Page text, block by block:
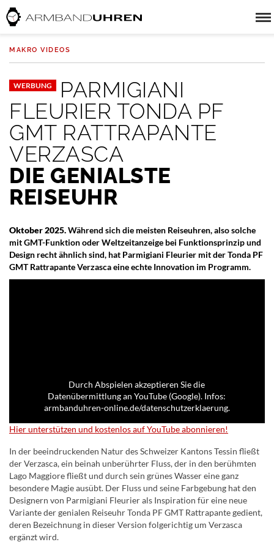
MAKRO VIDEOS
WERBUNG
PARMIGIANI
FLEURIER TONDA PF
GMT RATTRAPANTE
VERZASCA
DIE GENIALSTE
REISEUHR
Oktober 2025.Während sich die meisten Reiseuhren, also solche
mit GMT-Funktion oder Weltzeitanzeige bei Funktionsprinzip und
Design recht ähnlich sind, hat Parmigiani Fleurier mit der Tonda PF
GMT Rattrapante Verzasca eine echte Innovation im Programm.
Durch Abspielen akzeptieren Sie die
Datenübermittlung an YouTube (Google). Infos:
armbanduhren-online.de/datenschutzerklaerung.
Hier unterstützen und kostenlos auf YouTube abonnieren!
In der beeindruckenden Natur des Schweizer Kantons Tessin fließt
der Verzasca, ein beinah unberührter Fluss, der in den berühmten
Lago Maggiore fließt und durch sein grünes Wasser eine ganz
besondere Magie ausübt. Der Fluss und seine Farbgebung hat den
Designern von Parmigiani Fleurier als Inspiration für eine neue
Variante der genialen Reiseuhr Tonda PF GMT Rattrapante gedient,
deren Bezeichnung in dieser Version folgerichtig um Verzasca
ergänzt wird.